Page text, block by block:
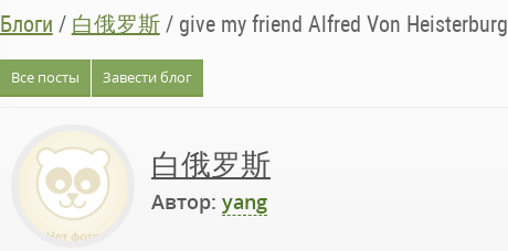
Блоги / 白俄罗斯/ give my friend Alfred Von Heisterburg
Все посты Завести блог
白俄罗斯
Автор:yang